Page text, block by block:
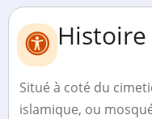
Histoire
Situé à coté du
islamique, ou